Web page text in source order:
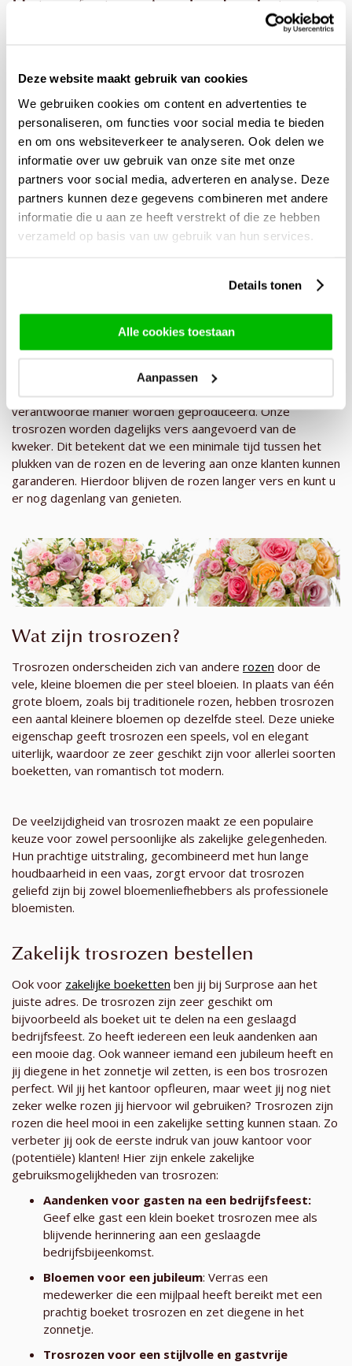
Deze website maakt gebruik van cookies
We gebruiken cookies om content en advertenties te
personaliseren, om functies voor social media te bieden
en om ons websiteverkeer te analyseren. Ook delen we
informatie over uw gebruik van onze site met onze
partners voor social media, adverteren en analyse. Deze
partners kunnen deze gegevens combineren met andere
informatie die u aan ze heeft verstrekt of die ze hebben
verzameld op basis van uw gebruik van hun services.
Details tonen
Alle cookies toestaan
Aanpassen
Het perfecte verjaardagsboeket met
wat jij aan diegene wil geven? Trosrozen zijn hele mooie
een verjaardagscadeau, vooral in combinatie met een
champagnefles. Surprose heeft een breed assortiment
trosrozen. Zo is er een boeket met een variatie vanroze
rozen, voor wanneer iemand zijn of haar lievelingskleur roze
is. Verder heeft Surprose een gemengd boeket met
verschillende kleuren trosrozen en tarwegras. Een heel
compleet boeket wat in bijna elk interieur mooi staat.
Surprose levert de trosrozen rechtstreeks van de kweker
naar jou voor de meest verse rozen!
Duurzaam trosrozen bestellen
Bij Surprose staan we voor kwaliteit en duurzaamheid. Al
onze trosrozen worden duurzaam geteeld door
geselecteerde kwekers. Deze kwekers gebruiken
milieuvriendelijke methoden om ervoor te zorgen dat onze
bloemen niet alleen prachtig zijn, maar ook op een
verantwoorde manier worden geproduceerd. Onze
trosrozen worden dagelijks vers aangevoerd van de
kweker. Dit betekent dat we een minimale tijd tussen het
plukken van de rozen en de levering aan onze klanten kunnen
garanderen. Hierdoor blijven de rozen langer vers en kunt u
er nog dagenlang van genieten.
Wat zijn trosrozen?
Trosrozen onderscheiden zich van andere rozen door de
vele, kleine bloemen die per steel bloeien. In plaats van één
grote bloem, zoals bij traditionele rozen, hebben trosrozen
een aantal kleinere bloemen op dezelfde steel. Deze unieke
eigenschap geeft trosrozen een speels, vol en elegant
uiterlijk, waardoor ze zeer geschikt zijn voor allerlei soorten
boeketten, van romantisch tot modern.
De veelzijdigheid van trosrozen maakt ze een populaire
keuze voor zowel persoonlijke als zakelijke gelegenheden.
Hun prachtige uitstraling, gecombineerd met hun lange
houdbaarheid in een vaas, zorgt ervoor dat trosrozen
geliefd zijn bij zowel bloemenliefhebbers als professionele
bloemisten.
Zakelijk trosrozen bestellen
Ook voor zakelijke boeketten ben jij bij Surprose aan het
juiste adres. De trosrozen zijn zeer geschikt om
bijvoorbeeld als boeket uit te delen na een geslaagd
bedrijfsfeest. Zo heeft iedereen een leuk aandenken aan
een mooie dag. Ook wanneer iemand een jubileum heeft en
jij diegene in het zonnetje wil zetten, is een bos trosrozen
perfect. Wil jij het kantoor opfleuren, maar weet jij nog niet
zeker welke rozen jij hiervoor wil gebruiken? Trosrozen zijn
rozen die heel mooi in een zakelijke setting kunnen staan. Zo
verbeter jij ook de eerste indruk van jouw kantoor voor
(potentiële) klanten! Hier zijn enkele zakelijke
gebruiksmogelijkheden van trosrozen:
Aandenken voor gasten na een bedrijfsfeest:
Geef elke gast een klein boeket trosrozen mee als
blijvende herinnering aan een geslaagde
bedrijfsbijeenkomst.
Bloemen voor een jubileum: Verras een
medewerker die een mijlpaal heeft bereikt met een
prachtig boeket trosrozen en zet diegene in het
zonnetje.
Trosrozen voor een stijlvolle en gastvrije